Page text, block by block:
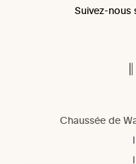
Chaussée de
Suivez-nous